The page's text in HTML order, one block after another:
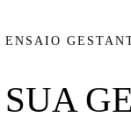
ENSAIO
SUA